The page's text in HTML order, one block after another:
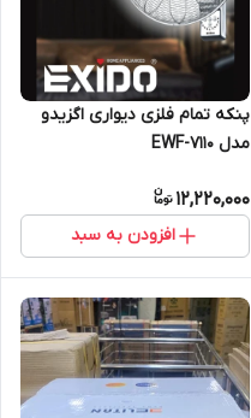
پنکه تمام فلزی دیواری اگزیدو
مدل EWF-7110
12,220,000
افزودن به سبد